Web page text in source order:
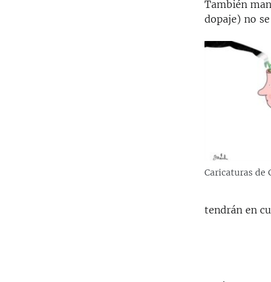
También
dopaje) no
Caricaturas de
tendrán en